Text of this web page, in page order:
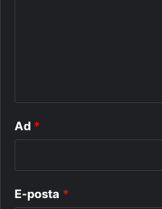
Ad *
E-posta *